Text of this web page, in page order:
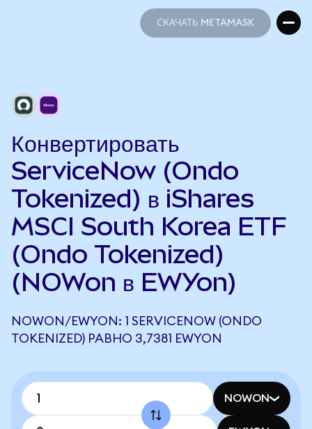
СКАЧАТЬ METAMASK
Конвертировать
ServiceNow (Ondo
Tokenized) в iShares
MSCI South Korea ETF
(Ondo Tokenized)
(NOWon в EWYon)
NOWON/EWYON: 1 SERVICENOW (ONDO
TOKENIZED) РАВНО 3,7381 EWYON
NOWON